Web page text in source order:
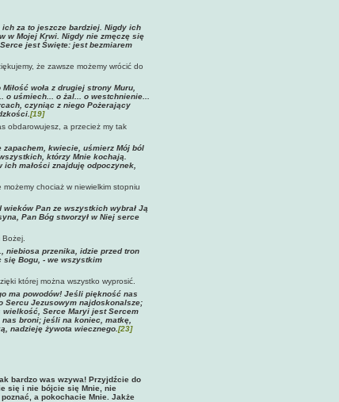
za to jeszcze bardziej. Nigdy ich
w Mojej Krwi. Nigdy nie zmęczę się
jest Święte: jest bezmiarem
że zawsze możemy wrócić do
woła z drugiej strony Muru,
o uśmiech... o żal... o westchnienie...
czyniąc z niego Pożerający
.[19]
obdarowujesz, a przecież my tak
zapachem, kwiecie, uśmierz Mój ból
którzy Mnie kochają.
ich małości znajduję odpoczynek,
chociaż w niewielkim stopniu
wieków Pan ze wszystkich wybrał Ją
Pan Bóg stworzył w Niej serce
Bożej.
niebiosa przenika, idzie przed tron
się Bogu, - we wszystkim
której można wszystko wyprosić.
ma powodów! Jeśli piękność nas
Sercu Jezusowym najdoskonalsze;
Serce Maryi jest Sercem
nas broni; jeśli na koniec, matkę,
nadzieję żywota wiecznego.[23]
bardzo was wzywa! Przyjdźcie do
się i nie bójcie się Mnie, nie
a pokochacie Mnie. Jakże